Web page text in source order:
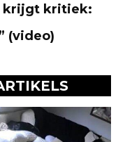
krijgt kritiek:
(video)